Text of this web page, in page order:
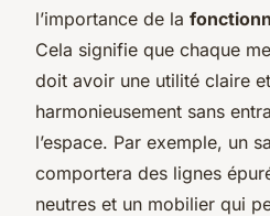
l’importance de la
Cela signifie que chaque
doit avoir une utilité claire
harmonieusement sans
l’espace. Par exemple, un
comportera des lignes
neutres et un mobilier qui